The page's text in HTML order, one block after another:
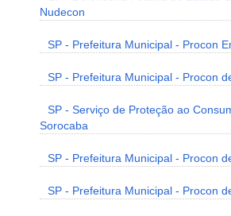
Nudecon
SP - Prefeitura Municipal - Procon
SP - Prefeitura Municipal - Procon
SP - Serviço de Proteção ao
Sorocaba
SP - Prefeitura Municipal - Procon
SP - Prefeitura Municipal - Procon